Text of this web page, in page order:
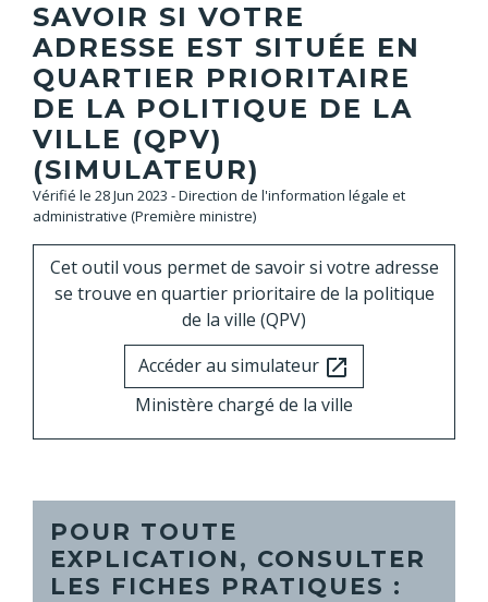
SAVOIR SI VOTRE
ADRESSE EST SITUÉE EN
QUARTIER PRIORITAIRE
DE LA POLITIQUE DE LA
VILLE (QPV)
(SIMULATEUR)
Vérifié le 28 Jun 2023 - Direction de l'information légale et
administrative (Première ministre)
Cet outil vous permet de savoir si votre adresse
se trouve en quartier prioritaire de la politique
de la ville (QPV)
Accéder au simulateur open_in_new
Ministère chargé de la ville
POUR TOUTE
EXPLICATION, CONSULTER
LES FICHES PRATIQUES :